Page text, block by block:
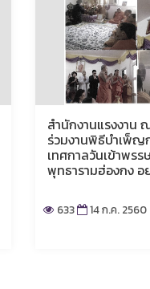
สำนักงานแรงงาน
ร่วมงานพิธีบำเพ็ญ
เทศกาลวันเข้าพร
พุทธารามฮ่องกง อ
633 14 ก.ค. 2560